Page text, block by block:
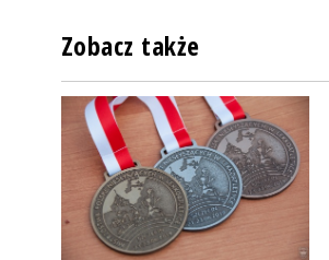
Zobacz także